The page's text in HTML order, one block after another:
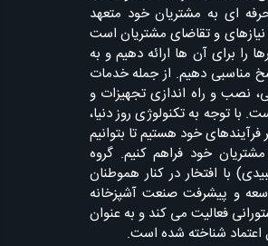
ای به مشتریان خود متعهد
نیازهای و تقاضای مشتریان است
را برای آن ها ارائه دهیم و به
مناسبی دهیم. از جمله خدمات
نصب و راه اندازی تجهیزات و
با توجه به تکنولوژی روز دنیا،
فرآیندهای خود هستیم تا بتوانیم
خود فراهم کنیم. گروه
با افتخار در کنار هموطنان
و پیشرفت صنعت آشپزخانه
فعالیت می کند و به عنوان
اعتماد شناخته شده است.